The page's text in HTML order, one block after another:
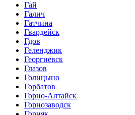
Гай
Галич
Гатчина
Гвардейск
Гдов
Геленджик
Георгиевск
Глазов
Голицыно
Горбатов
Горно-Алтайск
Горнозаводск